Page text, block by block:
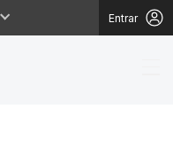
Entrar
de